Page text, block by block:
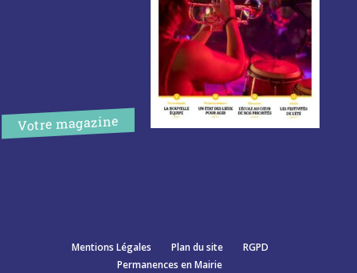
Votre magazine
Mentions Légales Plan du site
RGPD
Permanences en Mairie